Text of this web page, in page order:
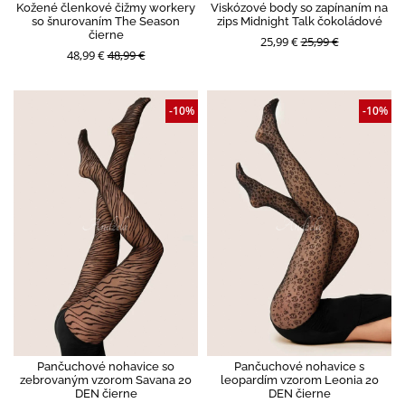
Kožené členkové čižmy workery
so šnurovaním The Season
čierne
48,99 €48,99 €
Viskózové body so zapínaním na
zips Midnight Talk čokoládové
25,99 €25,99 €
Pančuchové nohavice so
zebrovaným vzorom Savana 20
DEN čierne
-10%
Pančuchové nohavice s
leopardím vzorom Leonia 20
DEN čierne
-10%